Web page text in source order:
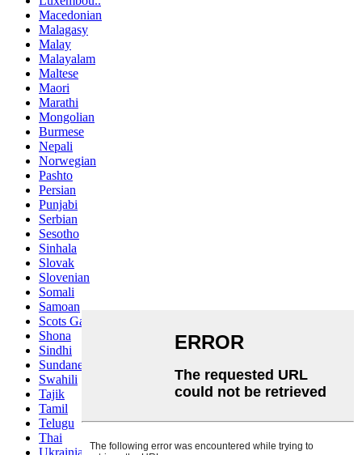
Macedonian
Malagasy
Malay
Malayalam
Maltese
Maori
Marathi
Mongolian
Burmese
Nepali
Norwegian
Pashto
Persian
Punjabi
Serbian
Sesotho
Sinhala
Slovak
Slovenian
Somali
Samoan
Scots Gaelic
Shona
Sindhi
Sundanese
Swahili
Tajik
Tamil
Telugu
Thai
Ukrainian